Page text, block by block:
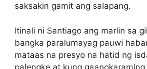
saksakin gamit ang salapang.
Itinali ni Santiago ang marlin sa
bangka paralumayag pauwi
mataas na presyo na hatid ng
palengke at kung